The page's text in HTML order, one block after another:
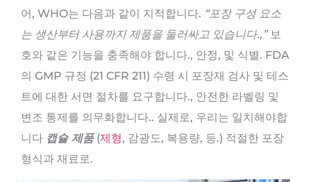
어, WHO는 다음과 같이 지적합니다. “포장 구성 요소
는 생산부터 사용까지 제품을 둘러싸고 있습니다.,”보
호와 같은 기능을 충족해야 합니다., 안정, 및 식별. FDA
의 GMP 규정 (21 CFR 211) 수령 시 포장재 검사 및 테스
트에 대한 서면 절차를 요구합니다., 안전한 라벨링 및
변조 통제를 의무화합니다.. 실제로, 우리는 일치해야합
니다 캡슐 제품(제형, 감광도, 복용량, 등.) 적절한 포장
형식과 재료로.